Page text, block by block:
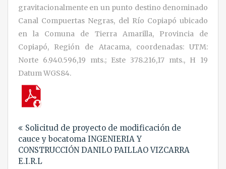
gravitacionalmente en un punto destino denominado
Canal Compuertas Negras, del Río Copiapó ubicado
en la Comuna de Tierra Amarilla, Provincia de
Copiapó, Región de Atacama, coordenadas: UTM:
Norte 6.940.596,19 mts.; Este 378.216,17 mts., H 19
Datum WGS84.
de
entradas
Solicitud de proyecto de modificación de
cauce y bocatoma INGENIERIA Y
CONSTRUCCIÓN DANILO PAILLAO VIZCARRA
E.I.R.L